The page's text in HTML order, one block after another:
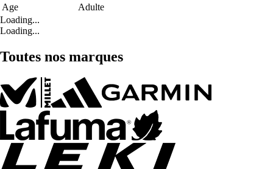
Age
Adulte
Loading...
Loading...
Toutes nos marques